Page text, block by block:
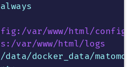
var/www/html/config
www/html/logs
data/docker_data/